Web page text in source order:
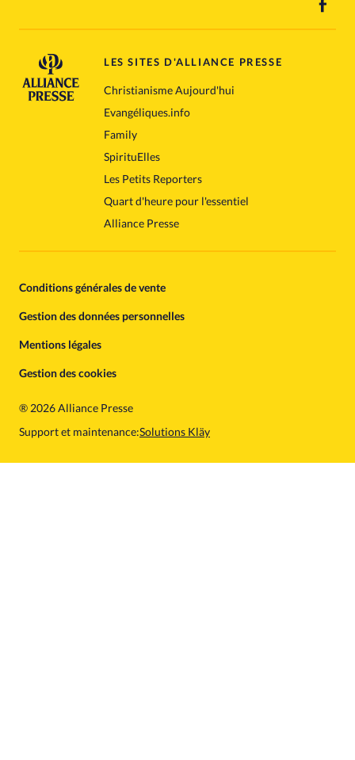
LES SITES D'ALLIANCE PRESSE
Christianisme Aujourd'hui
Evangéliques.info
Family
SpirituElles
Les Petits Reporters
Quart d'heure pour l'essentiel
Alliance Presse
Conditions générales de vente
Gestion des données personnelles
Mentions légales
Gestion des cookies
®2026 Alliance Presse
Support et maintenance:Solutions Kläy